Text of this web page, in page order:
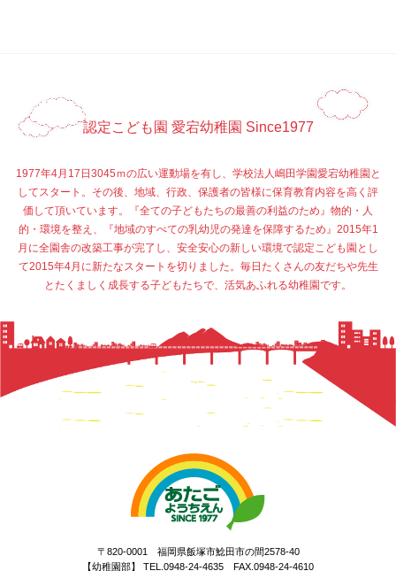
認定こども園 愛宕幼稚園 Since1977
1977年4月17日3045ｍの広い運動場を有し、学校法人嶋田学園愛宕幼稚園と
してスタート。その後、地域、行政、保護者の皆様に保育教育内容を高く評
価して頂いています。『全ての子どもたちの最善の利益のため』物的・人
的・環境を整え、『地域のすべての乳幼児の発達を保障するため』2015年1
月に全園舎の改築工事が完了し、安全安心の新しい環境で認定こども園とし
て2015年4月に新たなスタートを切りました。毎日たくさんの友だちや先生
とたくましく成長する子どもたちで、活気あふれる幼稚園です。
〒820-0001 福岡県飯塚市鯰田市の間2578-40
【幼稚園部】 TEL.0948-24-4635 FAX.0948-24-4610